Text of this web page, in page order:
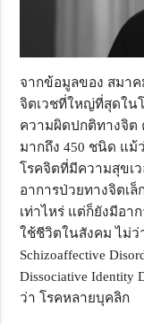
จากข้อมูลของ สมาค
จิตเวชที่ใหญ่ที่สุดใน
ความผิดปกติทางจิต
มากถึง 450 ชนิด แม้
โรคจิตที่มีความสุขเว
อาการป่วยทางจิตเ
เท่าไหร่ แต่ก็ยังมีอา
ใช้ชีวิตในสังคม ไม่ว่
Schizoaffective
Dissociative Identity
ว่า โรคหลายบุคลิก